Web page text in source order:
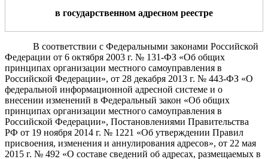
в государственном адресном реестре
В соответствии с Федеральными законами Российской
Федерации от 6 октября 2003 г. № 131-ФЗ «Об общих
принципах организации местного самоуправления в
Российской Федерации», от 28 декабря 2013 г. № 443-ФЗ «О
федеральной информационной адресной системе и о
внесении изменений в Федеральный закон «Об общих
принципах организации местного самоуправления в
Российской Федерации», Постановлениями Правительства
РФ от 19 ноября 2014 г. № 1221 «Об утверждении Правил
присвоения, изменения и аннулирования адресов», от 22 мая
2015 г. № 492 «О составе сведений об адресах, размещаемых в